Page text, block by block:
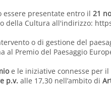
essere presentate entro il 21
della Cultura all'indirizzo:
o di gestione del
al Premio del Paesaggio
e le iniziative connesse per
p.v. alle 17,30 nell’ambito di